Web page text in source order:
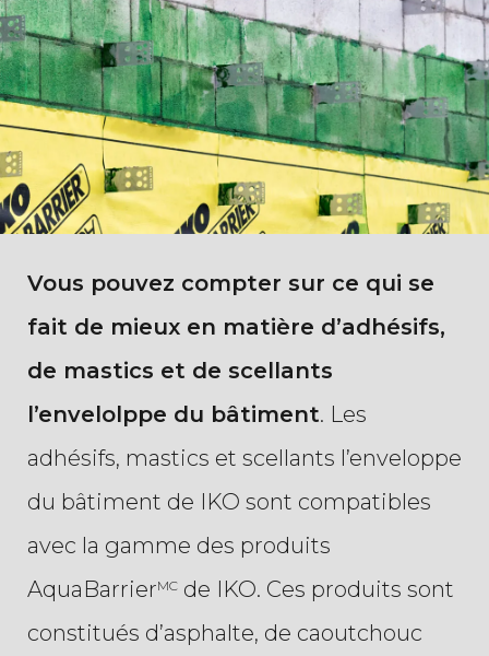
Vous pouvez compter sur ce qui se
fait de mieux en matière d’adhésifs,
de mastics et de scellants
l’envelolppe du bâtiment. Les
adhésifs, mastics et scellants l’enveloppe
du bâtiment de IKO sont compatibles
avec la gamme des produits
AquaBarrierMC de IKO. Ces produits sont
constitués d’asphalte, de caoutchouc